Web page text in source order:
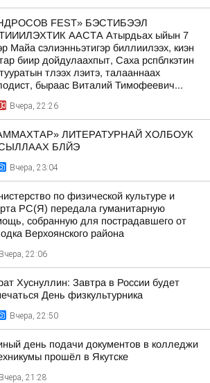
FEST» БЭСТИБЭЭЛ
ААСТА Атырдьах ыйын 7
Майа сэлиэнньэтигэр биллиилээх, киэн
биир дойдулаахпыт, Саха рспблкэтин
тлээх лэитэ, талааннаах
быраас Виталий Тимофеевич...
Вчера, 22:26
ЛИТЕРАТУРНАЙ ХОЛБОУК
БЛЙЭ
Вчера, 23:04
по физической культуре и
РС(Я) передала гуманитарную
собранную для пострадавшего от
Верхоянского района
Вчера, 22:06
Хуснуллин: Завтра в России будет
День физкультурника
Вчера, 22:50
день подачи документов в колледжи
прошёл в Якутске
Вчера, 21:28